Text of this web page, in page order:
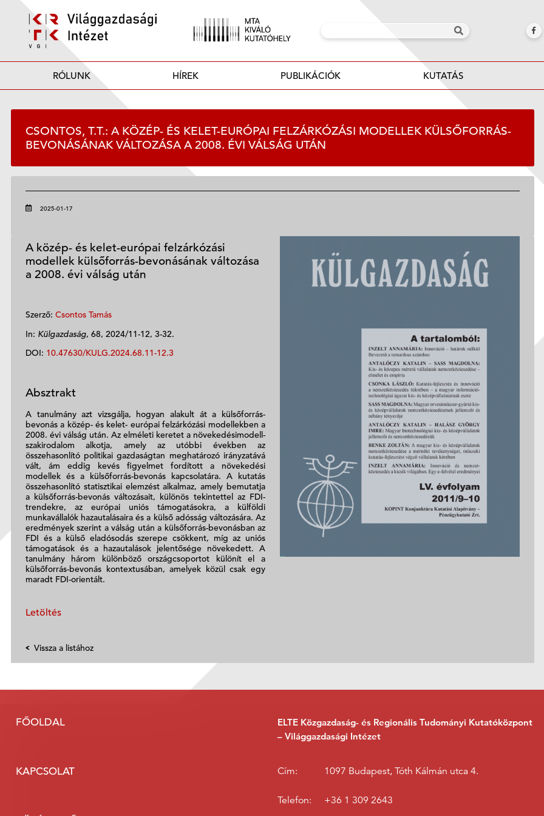
RÓLUNK HÍREK PUBLIKÁCIÓK KUTATÁS
CSONTOS, T.T.: A KÖZÉP- ÉS KELET-EURÓPAI FELZÁRKÓZÁSI MODELLEK KÜLSŐFORRÁS-
BEVONÁSÁNAK VÁLTOZÁSA A 2008. ÉVI VÁLSÁG UTÁN
2025-01-17
A közép- és kelet-európai felzárkózási
modellek külsőforrás-bevonásának változása
a 2008. évi válság után
Szerző: Csontos Tamás
In: Külgazdaság, 68, 2024/11-12, 3-32.
DOI: 10.47630/KULG.2024.68.11-12.3
Absztrakt
A tanulmány azt vizsgálja, hogyan alakult át a külsőforrás-
bevonás a közép- és kelet- európai felzárkózási modellekben a
2008. évi válság után. Az elméleti keretet a növekedésimodell-
szakirodalom alkotja, amely az utóbbi években az
összehasonlító politikai gazdaságtan meghatározó irányzatává
vált, ám eddig kevés figyelmet fordított a növekedési
modellek és a külsőforrás-bevonás kapcsolatára. A kutatás
összehasonlító statisztikai elemzést alkalmaz, amely bemutatja
a külsőforrás-bevonás változásait, különös tekintettel az FDI-
trendekre, az európai uniós támogatásokra, a külföldi
munkavállalók hazautalásaira és a külső adósság változására. Az
eredmények szerint a válság után a külsőforrás-bevonásban az
FDI és a külső eladósodás szerepe csökkent, míg az uniós
támogatások és a hazautalások jelentősége növekedett. A
tanulmány három különböző országcsoportot különít el a
külsőforrás-bevonás kontextusában, amelyek közül csak egy
maradt FDI-orientált.
Letöltés
Vissza a listához
FŐOLDAL
KAPCSOLAT
ELTE Közgazdaság- és Regionális Tudományi Kutatóközpont
– Világgazdasági Intézet
Cím: 1097 Budapest, Tóth Kálmán utca 4.
Telefon: +36 1 309 2643